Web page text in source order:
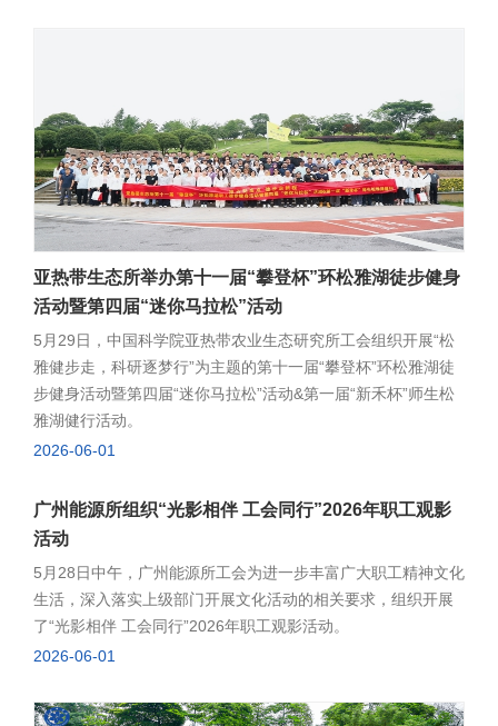
朋友表演的演唱和舞蹈节目，赢得了一阵阵掌声，增加了节日
里的欢乐气氛。活动的最后，由朱冠虹老师带领小朋友们开展
科学实验活动，通过配置颜色、观察化学反应等趣味实验，让
孩子们在动手实践中感受科学的奇妙。广州地化所工会坚持以
服务职工需求为导向，持续拓展“科学+”亲子活动内涵，将科学
家精神培育、基础研究前沿动态与青少年科学素养提升有机融
合，通过契合儿童认知特点的方式将研究所的工作特点和主要
内容向职工子女进行介绍，在提升孩子科学素养的同时，增强
职工子女对科研工作的理解与认同，筑牢支持科研工作的温暖
后方。
业的职工，表示研究所将一如既往关爱职工子女成长，为科技
工作者安心科研、孩子们快乐成长创造更好环境。才艺展示环
节精彩纷呈。武术节目一招一式虎虎生风，尽显刚毅自信；架
子鼓节奏明快，点燃全场气氛；尤克里里弹唱旋律优美，歌声
清脆；诗朗诵声情并茂，传递感恩之心与求知向往；还有葫芦
丝演奏、儿歌演唱、创意表演等各具特色的节目轮番登场，20
余个节目亮点不断，现场笑声与掌声此起彼伏。“动漫人物猜猜
猜”互动游戏中，孩子们争相竞猜，气氛热烈。最后，全体儿童
上圆满句号。活动结束后，所工会主席余颖琳、副主席向银花
为每位参与才艺展示的小朋友颁发纪念礼品。本次亲子活动不
仅为孩子们搭建了展示自我的舞台，让他们在欢声笑语中度过
了一个难忘的节日，更进一步增强了研究所职工家庭的归属感
和幸福感，提升了团队凝聚力。党委副书记、纪委书记侯红明
亚热带生态所举办第十一届“攀登杯”环松雅湖徒步健身
活动暨第四届“迷你马拉松”活动
5月29日，中国科学院亚热带农业生态研究所工会组织开展“松
雅健步走，科研逐梦行”为主题的第十一届“攀登杯”环松雅湖徒
步健身活动暨第四届“迷你马拉松”活动&第一届“新禾杯”师生松
雅湖健行活动。
2026-06-01
广州能源所组织“光影相伴 工会同行”2026年职工观影
活动
5月28日中午，广州能源所工会为进一步丰富广大职工精神文化
生活，深入落实上级部门开展文化活动的相关要求，组织开展
了“光影相伴 工会同行”2026年职工观影活动。
2026-06-01